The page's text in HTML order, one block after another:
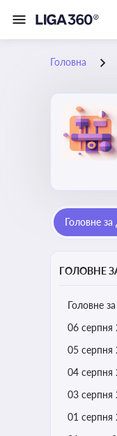
Головна
Головне
ГОЛОВНЕ
Головне
06 серпня
05 серпня
04 серпня
03 серпня
01 серпня